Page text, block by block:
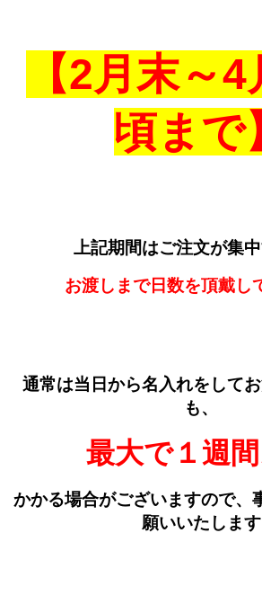
【2月末～4
頃まで
上記期間はご注文が集
お渡しまで日数を頂戴し
通常は当日から名入れをして
も、
最大で１週
かかる場合がございますので、
願いいたします